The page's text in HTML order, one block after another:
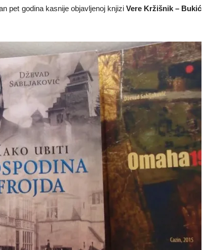
pet godina kasnije objavljenoj knjizi Vere Kržišnik – Bukić